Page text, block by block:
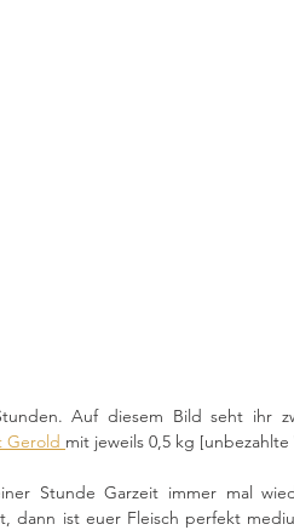
Auf diesem Bild seht ihr
Gerold mit jeweils 0,5 kg
Stunde Garzeit immer mal
dann ist euer Fleisch perfekt